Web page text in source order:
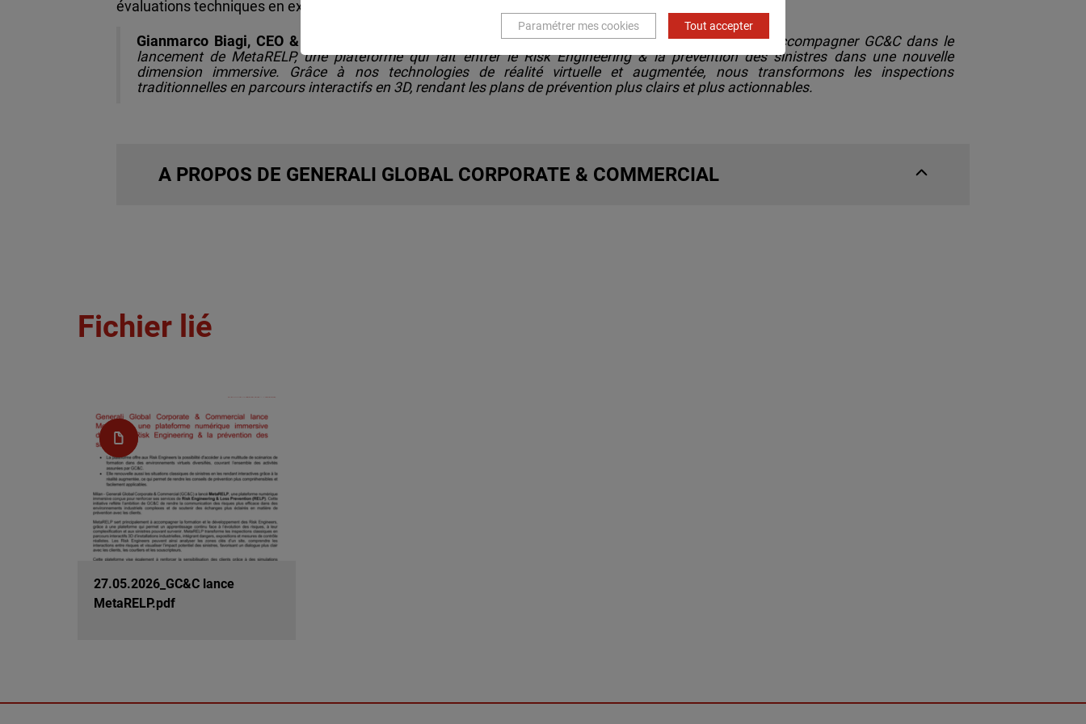
évaluations techniques en expériences interactives.
Gianmarco Biagi, CEO & Chairman de Vection Technologies, a ajouté :« Nous sommes fiers d’accompagner GC&C dans le
lancement de MetaRELP, une plateforme qui fait entrer le Risk Engineering & la prévention des sinistres dans une nouvelle
dimension immersive. Grâce à nos technologies de réalité virtuelle et augmentée, nous transformons les inspections
traditionnelles en parcours interactifs en 3D, rendant les plans de prévention plus clairs et plus actionnables.
A PROPOS DE GENERALI GLOBAL CORPORATE & COMMERCIAL
Fichier lié
27.05.2026_GC&C lance
MetaRELP.pdf
Tout accepter
Paramétrer mes cookies